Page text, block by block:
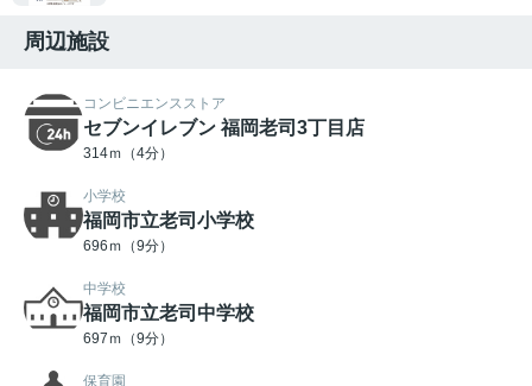
周辺施設
コンビニエンスストア
セブンイレブン 福岡老司3丁目店
314ｍ（4分）
小学校
福岡市立老司小学校
696ｍ（9分）
中学校
福岡市立老司中学校
697ｍ（9分）
保育園